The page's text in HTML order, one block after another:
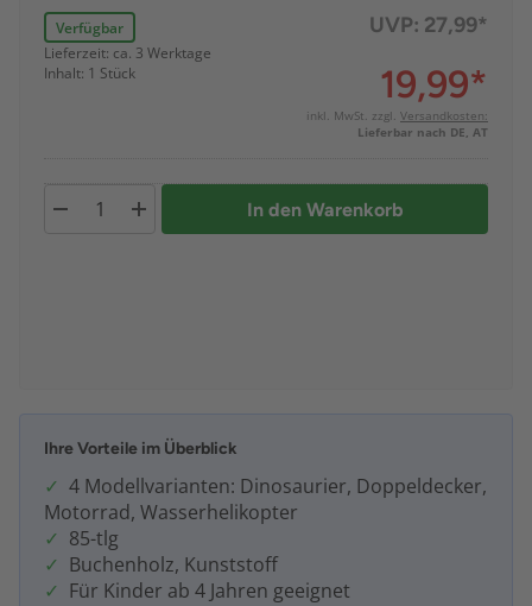
Verfügbar
Lieferzeit: ca. 3 Werktage
Inhalt: 1 Stück
UVP: 27,99*
19,99*
inkl. MwSt. zzgl. Versandkosten:
Lieferbar nach DE, AT
In den Warenkorb
Ihre Vorteile im Überblick
4 Modellvarianten: Dinosaurier, Doppeldecker,
Motorrad, Wasserhelikopter
85-tlg
Buchenholz, Kunststoff
Für Kinder ab 4 Jahren geeignet